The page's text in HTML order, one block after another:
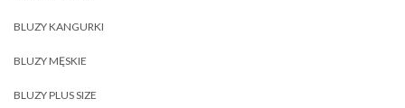
BLUZY KANGURKI
BLUZY MĘSKIE
BLUZY PLUS SIZE